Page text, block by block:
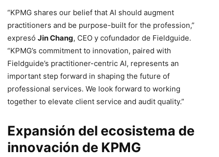
“KPMG shares our belief that AI should augment
practitioners and be purpose-built for the profession,”
expresó Jin Chang, CEO y cofundador de Fieldguide.
“KPMG’s commitment to innovation, paired with
Fieldguide’s practitioner-centric AI, represents an
important step forward in shaping the future of
professional services. We look forward to working
together to elevate client service and audit quality.”
Expansión del ecosistema de
innovación de KPMG